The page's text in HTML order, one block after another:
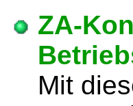
ZA-
Mit